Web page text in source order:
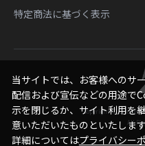
特定商法に基づく表示
Copyright ©
All
当サイトでは、お客様へのサ
配信および宣伝などの用途で
示を閉じるか、サイト利用を
意いただいたものといたしま
詳細についてはプライバシー